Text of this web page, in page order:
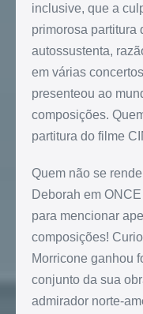
inclusive, que a
primorosa partitura
autossustenta,
em várias
presenteou ao
composições.
partitura do filme
Quem não se
Deborah em
para mencionar
composições!
Morricone ganhou
conjunto da sua
admirador norte-